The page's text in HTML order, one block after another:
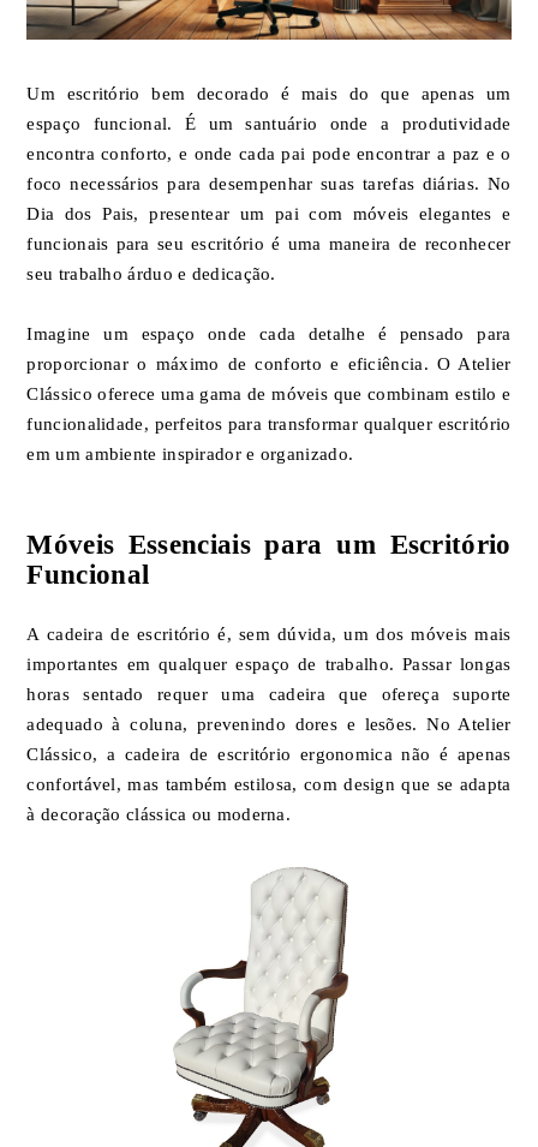
Um escritório bem decorado é mais do que apenas um
espaço funcional. É um santuário onde a produtividade
encontra conforto, e onde cada pai pode encontrar a paz e o
foco necessários para desempenhar suas tarefas diárias. No
Dia dos Pais, presentear um pai com móveis elegantes e
funcionais para seu escritório é uma maneira de reconhecer
seu trabalho árduo e dedicação.
Imagine um espaço onde cada detalhe é pensado para
proporcionar o máximo de conforto e eficiência. O Atelier
Clássico oferece uma gama de móveis que combinam estilo e
funcionalidade, perfeitos para transformar qualquer escritório
em um ambiente inspirador e organizado.
Móveis Essenciais para um Escritório
Funcional
A cadeira de escritório é, sem dúvida, um dos móveis mais
importantes em qualquer espaço de trabalho. Passar longas
horas sentado requer uma cadeira que ofereça suporte
adequado à coluna, prevenindo dores e lesões. No Atelier
Clássico, a cadeira de escritório ergonomica não é apenas
confortável, mas também estilosa, com design que se adapta
à decoração clássica ou moderna.